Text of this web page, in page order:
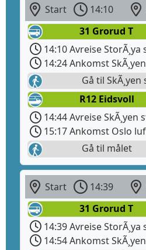
Start 14:10
31 Grorud T
14:10 Avreise StorÃ¸ya
14:24 Ankomst
Gå til
R12 Eidsvoll
14:44 Avreise SkÃ¸yen
15:17 Ankomst Oslo
Gå til målet
Start 14:39
31 Grorud T
14:39 Avreise StorÃ¸ya
14:54 Ankomst